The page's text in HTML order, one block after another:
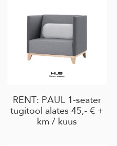
RENT: PAUL 1-seater
tugitool alates 45,- € +
km / kuus